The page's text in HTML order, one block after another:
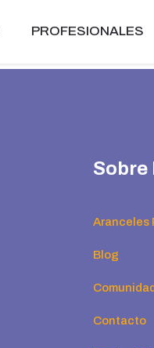
PROFESIONALES
Sobre
Aranceles
Blog
Comunidad
Contacto